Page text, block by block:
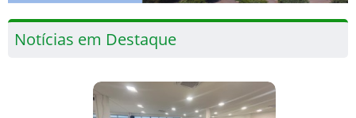
Notícias em Destaque